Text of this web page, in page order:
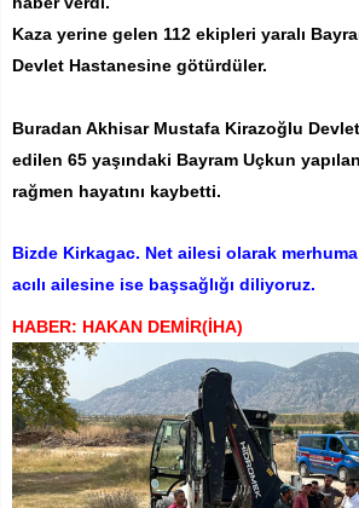
Kaza yerine gelen 112 ekipleri yaralı
Devlet Hastanesine götürdüler.
Buradan Akhisar Mustafa Kirazoğlu
edilen 65 yaşındaki Bayram Uçkun
rağmen hayatını kaybetti.
Bizde Kirkagac. Net ailesi olarak
acılı ailesine ise başsağlığı diliyoruz.
HABER: HAKAN DEMİR(İHA)